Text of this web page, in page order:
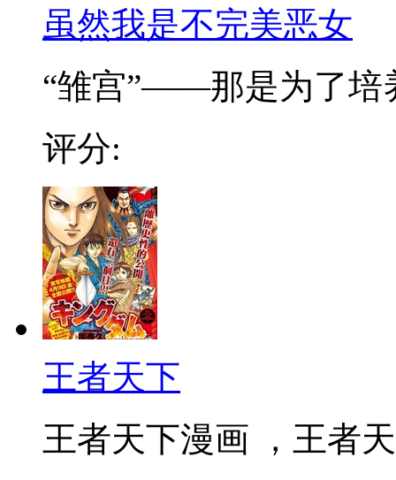
虽然我是不完美恶女
“雏宫”——那是为了培
评分:
王者天下
王者天下漫画 ，王者